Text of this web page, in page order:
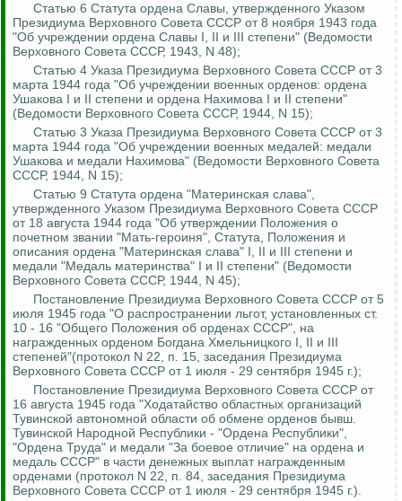
Статью 6 Статута ордена Славы, утвержденного Указом
Президиума Верховного Совета СССР от 8 ноября 1943 года
"Об учреждении ордена Славы I, II и III степени" (Ведомости
Верховного Совета СССР, 1943, N 48);
Статью 4 Указа Президиума Верховного Совета СССР от 3
марта 1944 года "Об учреждении военных орденов: ордена
Ушакова I и II степени и ордена Нахимова I и II степени"
(Ведомости Верховного Совета СССР, 1944, N 15);
Статью 3 Указа Президиума Верховного Совета СССР от 3
марта 1944 года "Об учреждении военных медалей: медали
Ушакова и медали Нахимова" (Ведомости Верховного Совета
СССР, 1944, N 15);
Статью 9 Статута ордена "Материнская слава",
утвержденного Указом Президиума Верховного Совета СССР
от 18 августа 1944 года "Об утверждении Положения о
почетном звании "Мать-героиня", Статута, Положения и
описания ордена "Материнская слава" I, II и III степени и
медали "Медаль материнства" I и II степени" (Ведомости
Верховного Совета СССР, 1944, N 45);
Постановление Президиума Верховного Совета СССР от 5
июля 1945 года "О распространении льгот, установленных ст.
10 - 16 "Общего Положения об орденах СССР", на
награжденных орденом Богдана Хмельницкого I, II и III
степеней"(протокол N 22, п. 15, заседания Президиума
Верховного Совета СССР от 1 июля - 29 сентября 1945 г.);
Постановление Президиума Верховного Совета СССР от
16 августа 1945 года "Ходатайство областных организаций
Тувинской автономной области об обмене орденов бывш.
Тувинской Народной Республики - "Ордена Республики",
"Ордена Труда" и медали "За боевое отличие" на ордена и
медаль СССР" в части денежных выплат награжденным
орденами (протокол N 22, п. 84, заседания Президиума
Верховного Совета СССР от 1 июля - 29 сентября 1945 г.).